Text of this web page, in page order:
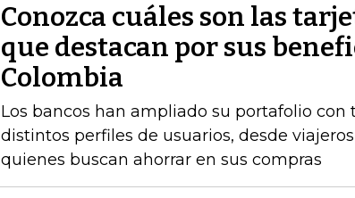
Conozca cuáles son las
que destacan por sus
Colombia
Los bancos han ampliado su portafolio con
distintos perfiles de usuarios, desde
quienes buscan ahorrar en sus compras